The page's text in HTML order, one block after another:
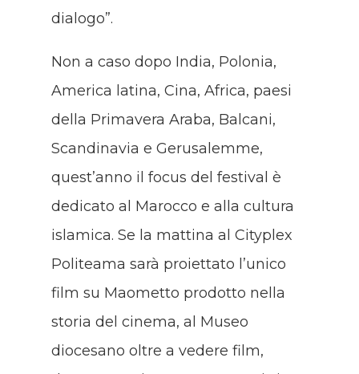
dialogo”.
Non a caso dopo India, Polonia,
America latina, Cina, Africa, paesi
della Primavera Araba, Balcani,
Scandinavia e Gerusalemme,
quest’anno il focus del festival è
dedicato al Marocco e alla cultura
islamica. Se la mattina al Cityplex
Politeama sarà proiettato l’unico
film su Maometto prodotto nella
storia del cinema, al Museo
diocesano oltre a vedere film,